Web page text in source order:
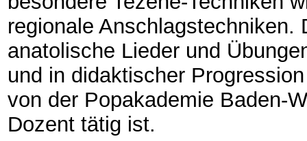
regionale
anatolische Lieder und
und in didaktischer
von der Popakademie Baden-
Dozent tätig ist.